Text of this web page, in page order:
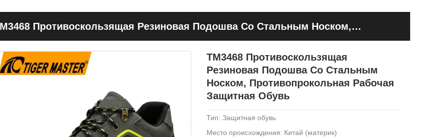
Противоскользящая Резиновая Подошва Со Стальным Носком,
TM3468 Противоскользящая
Резиновая Подошва Со Стальным
Носком, Противопрокольная Рабочая
Защитная Обувь
Тип: Защитная обувь
Место происхождения: Китай (материк)